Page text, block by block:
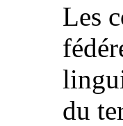
Les
du